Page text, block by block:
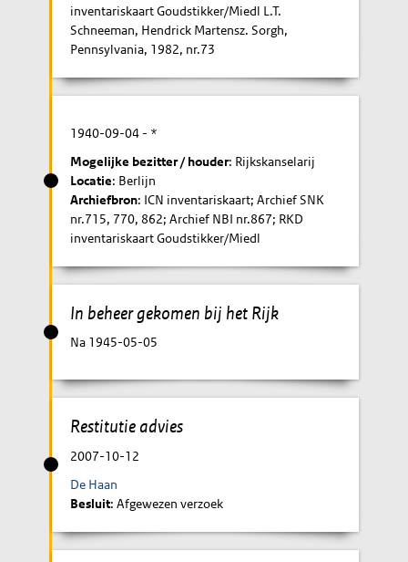
inventariskaart Goudstikker/Miedl L.T.
Schneeman, Hendrick Martensz. Sorgh,
Pennsylvania, 1982, nr.73
1940-09-04 - *
Mogelijke bezitter / houder: Rijkskanselarij
Locatie: Berlijn
Archiefbron: ICN inventariskaart; Archief SNK
nr.715, 770, 862; Archief NBI nr.867; RKD
inventariskaart Goudstikker/Miedl
In beheer gekomen bij het Rijk
Na 1945-05-05
Restitutie advies
2007-10-12
De Haan
Besluit: Afgewezen verzoek